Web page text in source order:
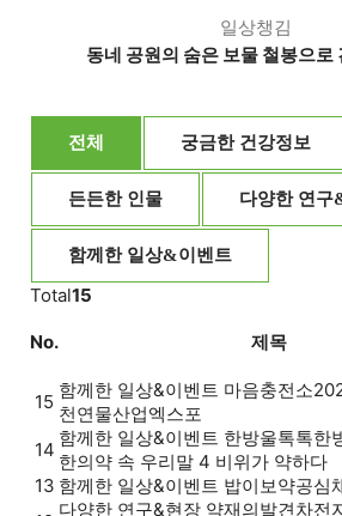
일상챙김
동네 공원의 숨은 보물 철봉으로
전체 궁금한 건강정보
든든한 인물 다양한 연구
함께한 일상&이벤트
Total15
No. 제목
15
함께한 일상&이벤트 마음충전소
천연물산업엑스포
14
함께한 일상&이벤트 한방울톡톡한
한의약 속 우리말 4 비위가 약하다
13 함께한 일상&이벤트 밥이보약공심
다양한 연구&현장 약재의발견차전